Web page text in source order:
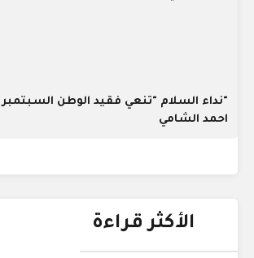
"نداء السلام "تنعي فقيد الوطن
احمد الشامي
الأكثر قراءة